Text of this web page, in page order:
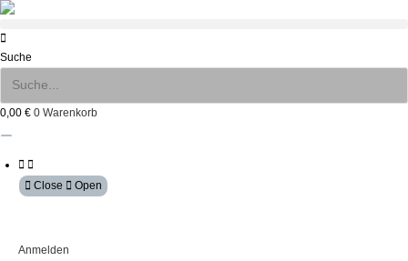
Suche
0,00 € 0 Warenkorb
Close Open
Anmelden